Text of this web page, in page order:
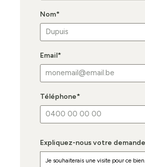
Nom*
Email*
Téléphone*
Expliquez-nous votre demande